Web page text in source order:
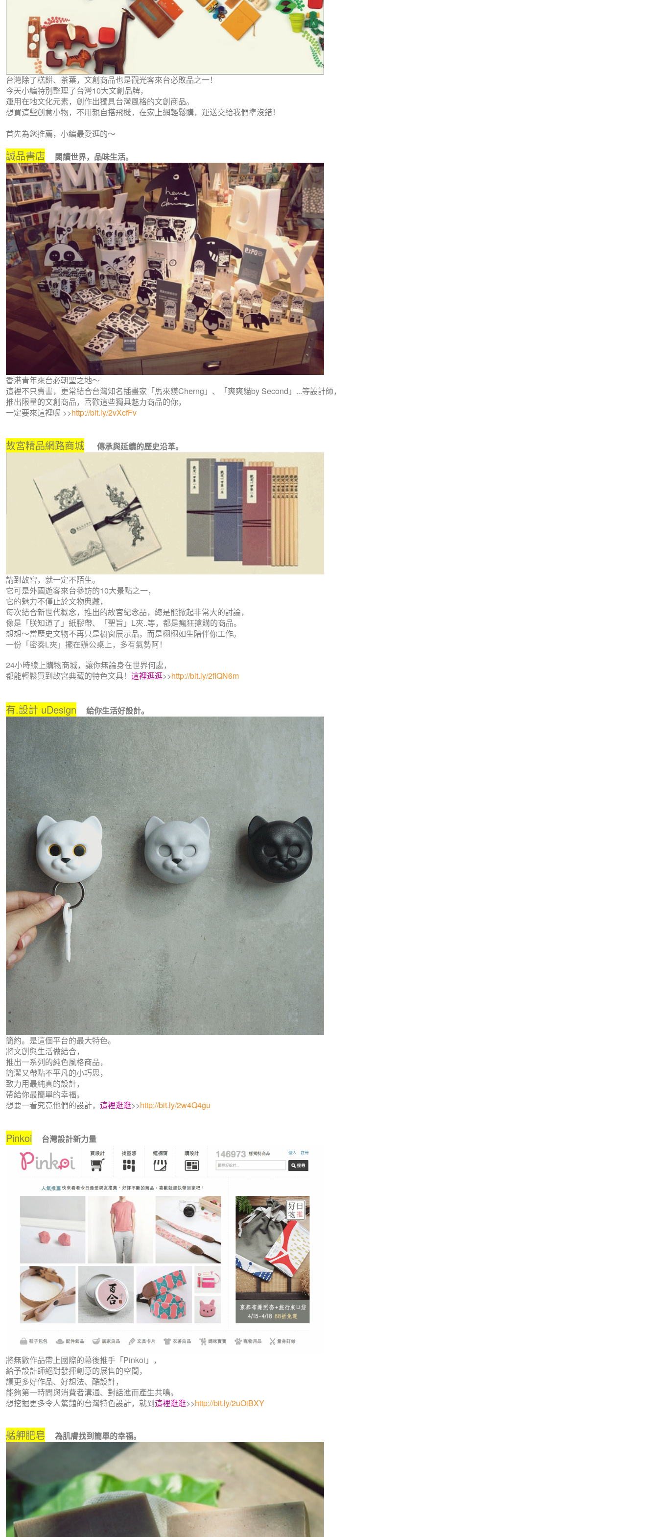
台灣除了糕餅、茶葉，文創商品也是觀光客來台必敗品之一！
今天小編特別整理了台灣10大文創品牌，
運用在地文化元素，創作出獨具台灣風格的文創商品。
想買這些創意小物，不用親自搭飛機，在家上網輕鬆購，運送交給我們準沒錯！
首先為您推薦，小編最愛逛的～
誠品書店 閱讀世界，品味生活。
香港青年來台必朝聖之地～
這裡不只賣書， 更常結合台灣知名插畫家「馬來貘Cherng」、「爽爽貓by Second」...等設計師，
推出限量的文創商品，喜歡這些獨具魅力商品的你，
一定要來這裡喔 >>http://bit.ly/2vXcfFv
故宮精品網路商城 傳承與延續的歷史沿革。
講到故宮，就一定不陌生。
它可是外國遊客來台參訪的10大景點之一，
它的魅力不僅止於文物典藏，
每次結合新世代概念，推出的故宮紀念品，總是能掀起非常大的討論，
像是「朕知道了」紙膠帶、
「聖旨」L夾..等，都是瘋狂搶購的商品。
想想～當歷史文物不再只是櫥窗展示品，而是栩栩如生陪伴你工作。
一份「密奏L夾 」擺在辦公桌上，多有氣勢阿！
24小時線上購物商城，讓你無論身在世界何處，
都能輕鬆買到故宮典藏的特色文具！ 這裡逛逛>>http://bit.ly/2flQN6m
有.設計 uDesign 給你生活好設計。
簡約。是這個平台的最大特色。
將文創與生活做結合，
推出一系列的純色風格商品，
簡潔又帶點不平凡的小巧思，
致力用最純真的設計，
帶給你最簡單的幸福。
想要一看究竟他們的設計， 這裡逛逛>>http://bit.ly/2w4Q4gu
Pinkoi 台灣設計新力量
將無數作品帶上國際的幕後推手「Pinkoi」，
給予設計師絕對發揮創意的展售的空間，
讓更多好作品、好想法、酷設計，
能夠第一時間與消費者溝通、對話進而產生共鳴。
想挖掘更多令人驚豔的台灣特色設計，就到這裡逛逛>>http://bit.ly/2uOiBXY
艋舺肥皂 為肌膚找到簡單的幸福。